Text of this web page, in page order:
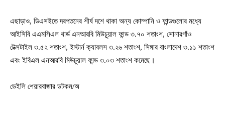
এছাড়াও, ডিএসইতে দরপতনের শীর্ষ দশে থাকা অন্য কোম্পানি ও ফান্ডগুলোর মধ্যে
আইসিবি এএমসিএল থার্ড এনআরবি মিউচুয়াল ফান্ড ৩.৭০ শতাংশ, সোনারগাঁও
টেক্সটাইল ৩.৫২ শতাংশ, ইস্টার্ন ক্যাবলস ৩.২৬ শতাংশ, সিঙ্গার বাংলাদেশ ৩.১১ শতাংশ
এবং ইবিএল এনআরবি মিউচুয়াল ফান্ড ৩.০৩ শতাংশ কমেছে।
ডেইলি শেয়ারবাজার ডটকম/অ